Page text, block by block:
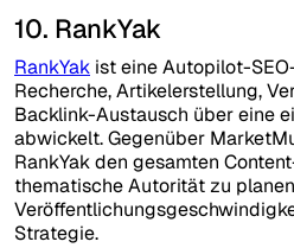
10. RankYak
RankYak ist eine Autopilot-
Recherche, Artikelerstellung,
Backlink-Austausch über eine
abwickelt. Gegenüber
RankYak den gesamten
thematische Autorität zu
Strategie.